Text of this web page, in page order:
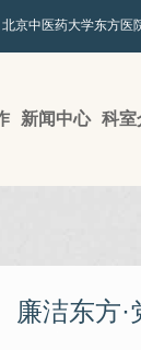
北京中医药大学东方医
新闻中心 科室
廉洁东方